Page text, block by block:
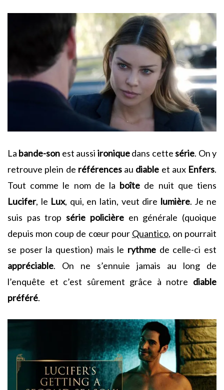
La bande-son est aussi ironiquedans cettesérie. On y
retrouve plein de référencesau diable et aux Enfers.
Tout comme le nom de la boîte de nuit que tiens
Lucifer, le Lux, qui, en latin, veut dire lumière. Je ne
suis pas tropsérie policièreen générale (quoique
depuis mon coup de cœur pour Quantico, on pourrait
se poser la question) mais le rythme de celle-ci est
appréciable. On ne s’ennuie jamais au long de
l’enquête et c’est sûrement grâce à notre diable
préféré.